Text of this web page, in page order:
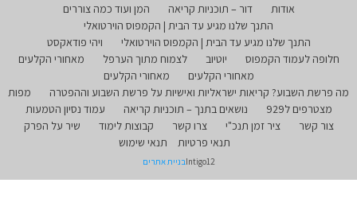
אודות
דור – תוכניות קריאה
המן ועוד כמה צוררים
התנך שלנו מגיע עד הבית | הקמפוס הוירטואלי
התנך שלנו מגיע עד הבית | הקמפוס הוירטואלי
ויהי פודאקסט
חלופה לעמוד הקמפוס
יוטיוב לצמוח מתוך הערפל
מאחורי הקלעים
מאחורי הקלעים
מאחורי הקלעים
מה פרשת השבוע? קריאות ישראליות ואישיות על פרשת השבוע וההפטרה
מפות
מצטרפים ל929
נושאים בתנך – תוכניות קריאה
עמוד נסיון הטמעות
צור קשר
ציר זמן תנכ"י צרו קשר קבוצות לימוד
שיר על הפרק
תנאי פרטיות
תנאי שימוש
Intigo12בניית אתרים